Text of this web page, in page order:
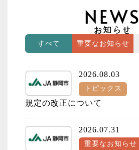
NEWS
お知らせ
すべて 重要なお知らせ
2026.08.03
トピックス
規定の改正について
2026.07.31
重要なお知らせ